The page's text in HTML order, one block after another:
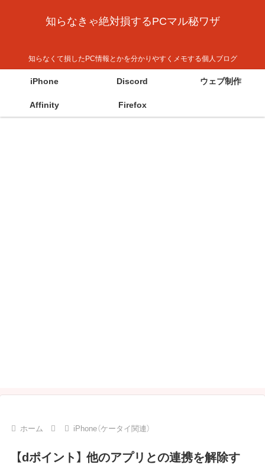
知らなきゃ絶対損するPCマル秘ワザ
知らなくて損したPC情報とかを分かりやすくメモする個人ブログ
iPhone Discord ウェブ制作
Affinity Firefox
ホーム iPhone（ケータイ関連）
【dポイント】 他のアプリとの連携を解除す